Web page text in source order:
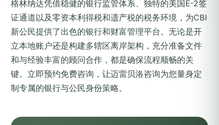
格林纳达凭借稳健的银行监管体系、独特的美国E-2签
证通道以及零资本利得税和遗产税的税务环境，为CBI
新公民提供了出色的银行和财富管理平台。无论是开
立本地账户还是构建多辖区离岸架构，充分准备文件
和与经验丰富的顾问合作，都是确保流程顺畅的关
键。 立即预约免费咨询 ，让迈雷贝洛咨询为您量身定
制专属的银行与公民身份策略。